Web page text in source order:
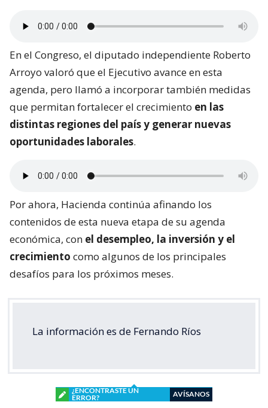
En el Congreso, el diputado independiente Roberto
Arroyo valoró que el Ejecutivo avance en esta
agenda, pero llamó a incorporar también medidas
que permitan fortalecer el crecimiento en las
distintas regiones del país y generar nuevas
oportunidades laborales.
Por ahora, Hacienda continúa afinando los
contenidos de esta nueva etapa de su agenda
económica, con el desempleo, la inversión y el
crecimiento como algunos de los principales
desafíos para los próximos meses.
La información es de Fernando Ríos
¿ENCONTRASTE UN
ERROR?
AVÍSANOS